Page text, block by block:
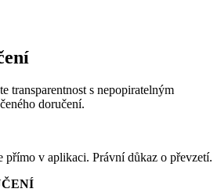
transparentnost s nepopiratelným
doručení.
přímo v aplikaci. Právní důkaz o převzetí.